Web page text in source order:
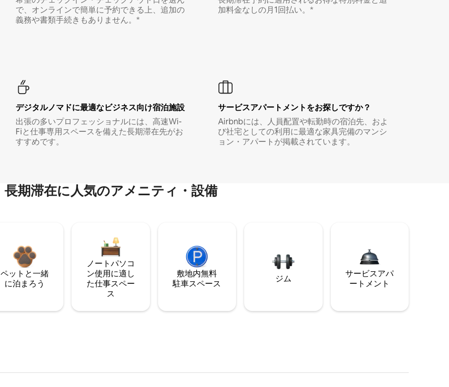
で、オンラインで簡単に予約できる上、追加の
義務や書類手続きもありません。*
加料金なしの月1回払い。*
デジタルノマド⁠に最⁠適⁠なビ⁠ジ⁠ネ⁠ス⁠向⁠け宿⁠泊⁠施⁠設
出張の多いプロフェッショナルには、高速Wi-
Fiと仕事専用スペースを備えた長期滞在先がお
すすめです。
サービスアパートメントをお探しですか？
Airbnbには、人員配置や転勤時の宿泊先、およ
び社宅としての利用に最適な家具完備のマンシ
ョン・アパートが掲載されています。
長期滞在に人気のアメニティ・設備
ペットと一緒
に泊まろう
ノートパソコ
ン使用に適し
た仕事スペー
ス
敷地内無料
駐⁠車ス⁠ペ⁠ー⁠ス
ジム
サービスアパ
ートメント